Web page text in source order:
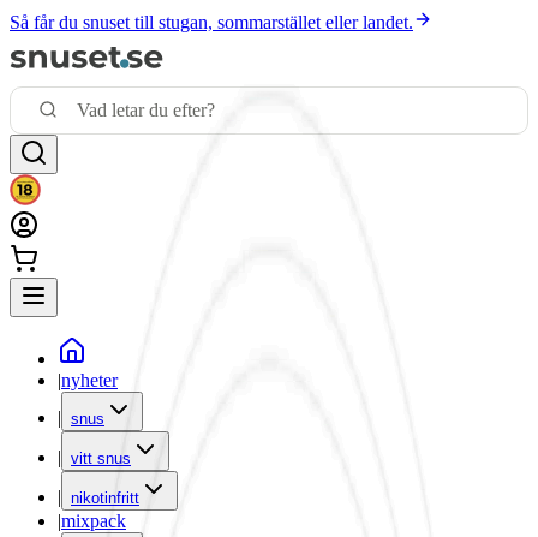
Så får du snuset till stugan, sommarstället eller landet.
|nyheter
| snus
| vitt snus
| nikotinfritt
|mixpack